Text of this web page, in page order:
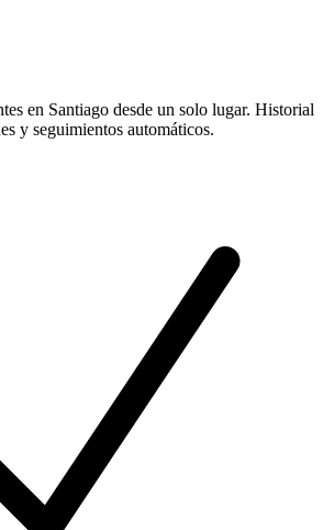
en Santiago desde un solo lugar. Historial
y seguimientos automáticos.